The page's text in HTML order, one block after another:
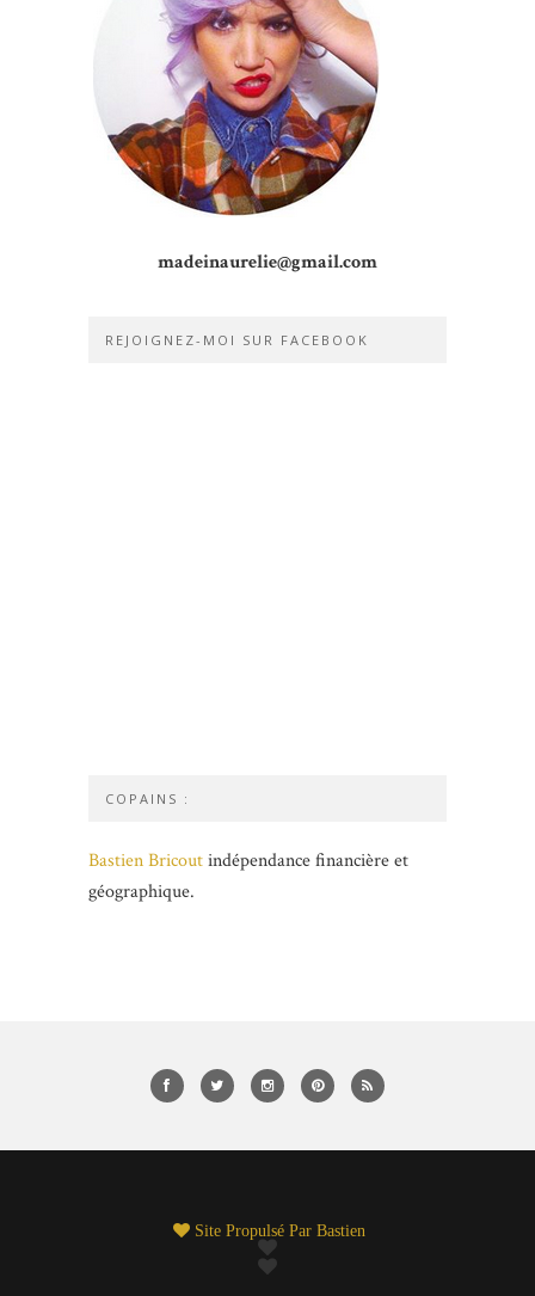
madeinaurelie@gmail.com
REJOIGNEZ-MOI SUR FACEBOOK
COPAINS :
Bastien Bricoutindépendance financière et
géographique.
Site Propulsé Par Bastien